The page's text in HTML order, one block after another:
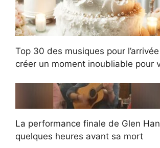
Top 30 des musiques pour
créer un moment inoubliable pour
La performance finale de Glen
quelques heures avant sa mort